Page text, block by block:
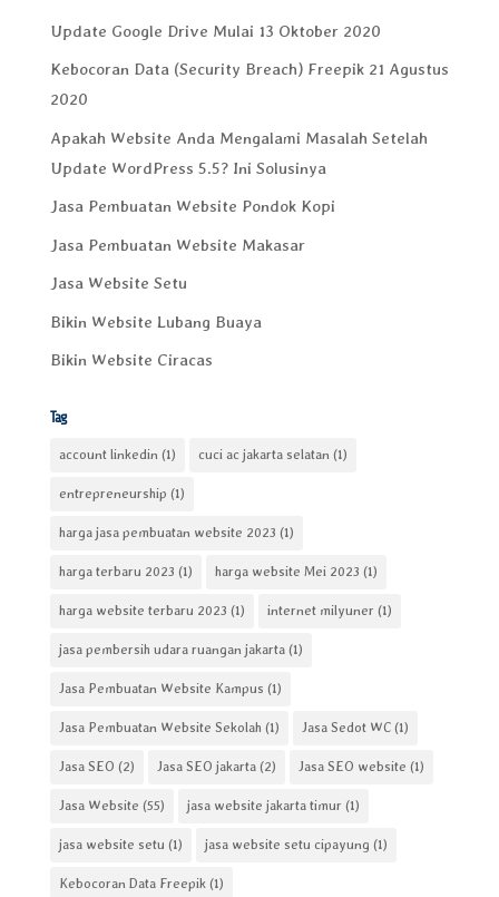
Update Google Drive Mulai 13 Oktober 2020
Kebocoran Data (Security Breach) Freepik 21 Agustus
2020
Apakah Website Anda Mengalami Masalah Setelah
Update WordPress 5.5? Ini Solusinya
Jasa Pembuatan Website Pondok Kopi
Jasa Pembuatan Website Makasar
Jasa Website Setu
Bikin Website Lubang Buaya
Bikin Website Ciracas
Tag
account linkedin(1) cuci ac jakarta selatan(1)
entrepreneurship (1)
harga jasa pembuatan website 2023 (1)
harga terbaru 2023 (1) harga website Mei 2023 (1)
harga website terbaru 2023 (1) internet milyuner (1)
jasa pembersih udara ruangan jakarta(1)
Jasa Pembuatan Website Kampus (1)
Jasa Pembuatan Website Sekolah (1) Jasa Sedot WC(1)
Jasa SEO (2) Jasa SEO jakarta(2) Jasa SEO website (1)
Jasa Website (55) jasa website jakarta timur (1)
jasa website setu (1) jasa website setu cipayung (1)
Kebocoran Data Freepik(1)